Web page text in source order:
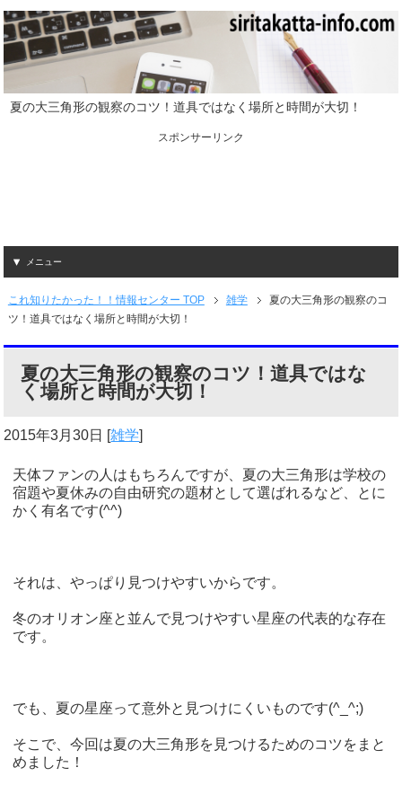
夏の大三角形の観察のコツ！道具ではなく場所と時間が大切！
スポンサーリンク
メニュー
これ知りたかった！！情報センター TOP 雑学
夏の大三角形の観察のコ
ツ！道具ではなく場所と時間が大切！
夏の大三角形の観察のコツ！道具ではな
く場所と時間が大切！
2015年3月30日 [雑学]
天体ファンの人はもちろんですが、夏の大三角形は学校の
宿題や夏休みの自由研究の題材として選ばれるなど、とに
かく有名です(^^)
それは、やっぱり見つけやすいからです。
冬のオリオン座と並んで見つけやすい星座の代表的な存在
です。
でも、夏の星座って意外と見つけにくいものです(^_^;)
そこで、今回は夏の大三角形を見つけるためのコツをまと
めました！